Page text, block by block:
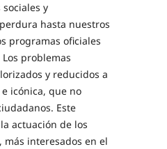
y
hasta nuestros
programas oficiales
problemas
y reducidos a
icónica, que no
Este
actuación de los
interesados en el